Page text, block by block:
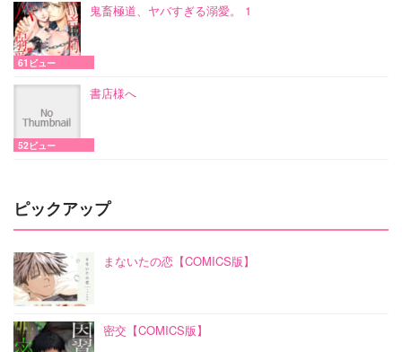
鬼畜極道、ヤバすぎる溺愛。 1
61ビュー
書店様へ
52ビュー
ピックアップ
まないたの恋【COMICS版】
密交【COMICS版】